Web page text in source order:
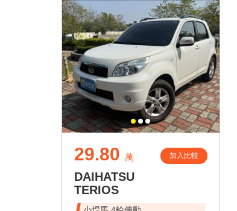
29.80 萬 加入比較
DAIHATSU
TERIOS